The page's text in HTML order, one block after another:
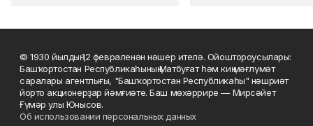
© 1930 йылдың 12 февраленән нәшер ителә. Ойоштороусылары:
Башҡортостан Республикаһының Матбуғат һәм киң мәғлүмәт
саралары агентлығы, "Башҡортостан Республикаһы" нәшриәт
йорто акционерҙар йәмғиәте. Баш мөхәррире — Мирсәйет
Ғүмәр улы Юнысов.
Об использовании персональных данных